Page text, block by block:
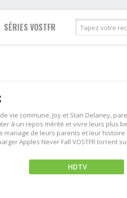
Policier
Romance
Science fiction
Thriller
Western
Musical
Policier
Science fiction
Thriller
SÉRIES VOSTFR
vie commune, Joy et Stan Delaney,
à un repos mérité et vivre leurs plus
de leurs parents et leur
Apples Never Fall VOSTFR torrent
HDTV